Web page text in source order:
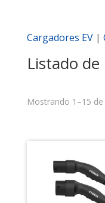
Cargadores EV|
Listado
Mostrando 1–15